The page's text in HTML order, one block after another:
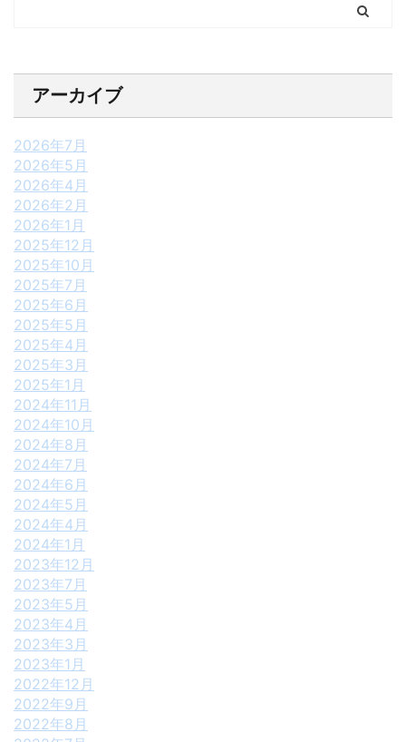
アーカイブ
2026年7月
2026年5月
2026年4月
2026年2月
2026年1月
2025年12月
2025年10月
2025年7月
2025年6月
2025年5月
2025年4月
2025年3月
2025年1月
2024年11月
2024年10月
2024年8月
2024年7月
2024年6月
2024年5月
2024年4月
2024年1月
2023年12月
2023年7月
2023年5月
2023年4月
2023年3月
2023年1月
2022年12月
2022年9月
2022年8月